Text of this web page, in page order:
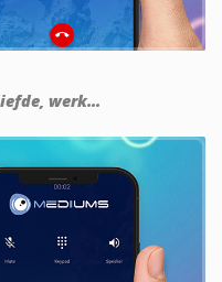
werk...